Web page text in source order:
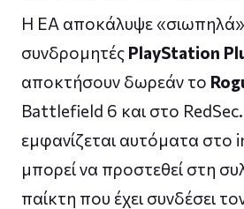
Η EA αποκάλυψε «σιωπηλά»
συνδρομητές PlayStation
αποκτήσουν δωρεάν το
Battlefield 6 και στο
εμφανίζεται αυτόματα στο
μπορεί να προστεθεί στη
παίκτη που έχει συνδέσει